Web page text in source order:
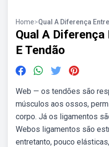
Home>Qual A Diferença
Qual A
E Tendão
Web — os tendões são
músculos aos ossos,
corpo. Já os ligamentos
Webos ligamentos são
entretanto, pouco